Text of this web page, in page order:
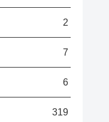
2
7
6
319